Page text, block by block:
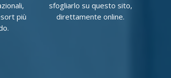
più
sfogliarlo su questo sito,
direttamente online.